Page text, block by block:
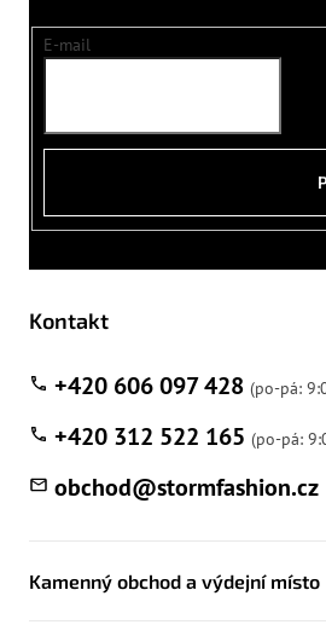
E-mail
Kontakt
obchod@stormfashion.cz
+420 606 097 428
+420 312 522 165
Kamenný obchod a výdejní místo